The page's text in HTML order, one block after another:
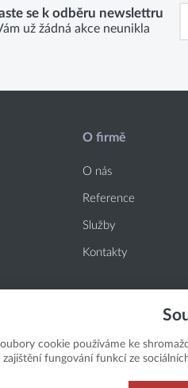
se k odběru newslettru
už žádná akce neunikla
O firmě
O nás
Reference
Služby
Kontakty
cookie používáme ke
zajištění fungování funkcí ze